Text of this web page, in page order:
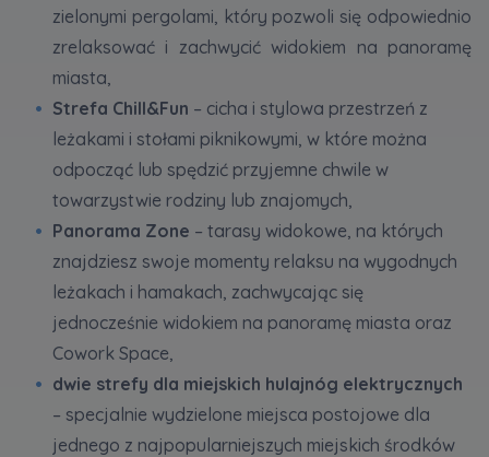
zielonymi pergolami, który pozwoli się odpowiednio
zrelaksować i zachwycić widokiem na panoramę
miasta,
Strefa Chill&Fun – cicha i stylowa przestrzeń z
leżakami i stołami piknikowymi, w które można
odpocząć lub spędzić przyjemne chwile w
towarzystwie rodziny lub znajomych,
Panorama Zone – tarasy widokowe, na których
znajdziesz swoje momenty relaksu na wygodnych
leżakach i hamakach, zachwycając się
jednocześnie widokiem na panoramę miasta oraz
Cowork Space,
dwie strefy dla miejskich hulajnóg elektrycznych
– specjalnie wydzielone miejsca postojowe dla
jednego z najpopularniejszych miejskich środków